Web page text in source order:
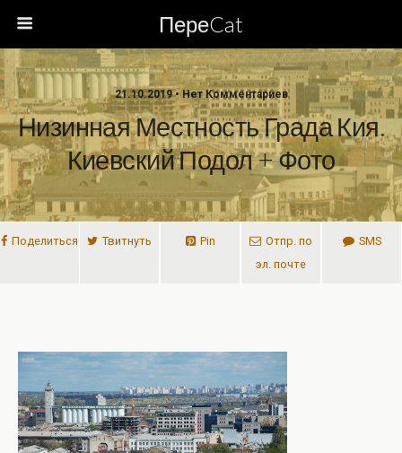
ПереCat
21.10.2019 • Нет Комментариев
Низинная Местность Града Кия.
Киевский Подол + Фото
Поделиться Твитнуть Pin
Отпр. по
эл. почте
SMS